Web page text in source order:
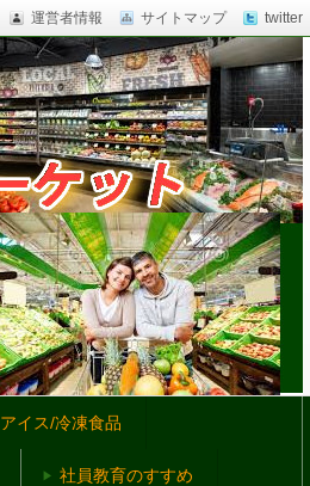
運営者情報 サイトマップ twitter
アイス/冷凍食品
社員教育のすすめ